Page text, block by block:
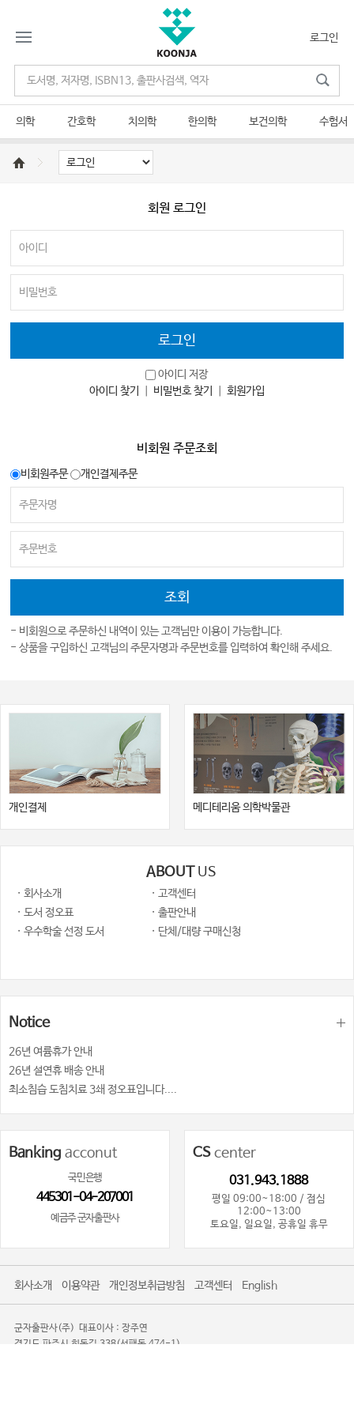
로그인
의학 간호학 치의학 한의학 보건의학 수험서
회원 로그인
아이디 저장
아이디 찾기
비밀번호 찾기 회원가입
비회원 주문조회
비회원주문 개인결제주문
- 비회원으로 주문하신 내역이 있는 고객님만 이용이 가능합니다.
- 상품을 구입하신 고객님의 주문자명과 주문번호를 입력하여 확인해 주세요.
개인결제 메디테리움 의학박물관
ABOUTUS
· 회사소개
· 고객센터
· 도서 정오표
· 출판안내
· 우수학술 선정 도서
· 단체/대량 구매신청
Notice
26년 여륨휴가 안내
26년 설연휴 배송 안내
최소침습 도침치료 3쇄 정오표입니다....
Banking acconut
국민은행
445301-04-207001
예금주 군자출판사
CScenter
031.943.1888
평일 09:00~18:00 / 점심
12:00~13:00
토요일, 일요일, 공휴일 휴무
회사소개 이용약관 개인정보취급방침 고객센터 English
군자출판사(주) 대표이사 : 장주연
경기도 파주시 회동길 338(서패동 474-1)